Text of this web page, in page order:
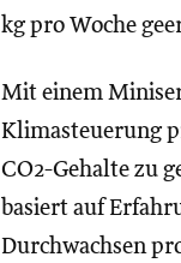
kg pro Woche
Mit einem
Klimasteuerung
CO2-Gehalte zu
basiert auf
Durchwachsen